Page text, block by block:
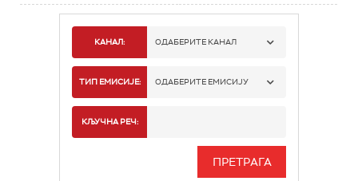
КАНАЛ: ОДАБЕРИТЕ КАНАЛ
РАДИО БЕОГРАД 1
РАДИО БЕОГРАД 3
ТИП ЕМИСИЈЕ: ОДАБЕРИТЕ ЕМИСИЈУ
КЉУЧНА РЕЧ: